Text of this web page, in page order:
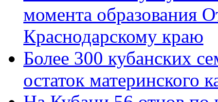
момента образования
Краснодарскому краю
Более 300 кубанских
остаток материнского